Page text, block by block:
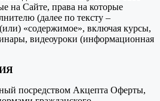
на Сайте, права на которые
(далее по тексту –
«содержимое», включая курсы,
видеоуроки (информационная
посредством Акцепта Оферты,